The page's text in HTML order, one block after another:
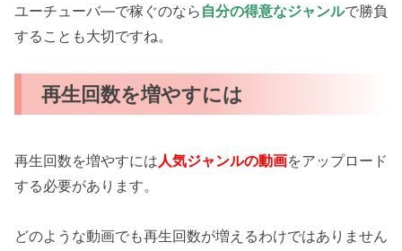
ユーチューバ―で稼ぐのなら 自分の得意なジャンルで勝負
することも大切ですね。
再生回数を増やすには
再生回数を増やすには 人気ジャンルの動画をアップロード
する必要があります。
どのような動画でも再生回数が増えるわけではありません